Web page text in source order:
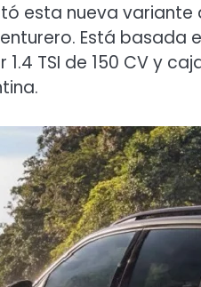
esta nueva
Está basada
TSI de 150 CV y